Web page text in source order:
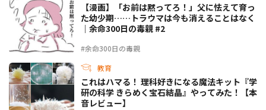
#余命300日の毒親
【漫画】「お前は黙ってろ！」父に怯えて育っ
た幼少期……トラウマは今も消えることはなく
｜余命300日の毒親 #2
教育
これはハマる！ 理科好きになる魔法キット『学
研の科学 きらめく宝石結晶』やってみた！【本
音レビュー】